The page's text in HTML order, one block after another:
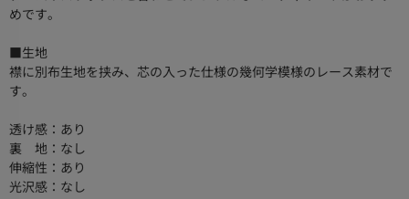
めです。
■生地
襟に別布生地を挟み、芯の入った仕様の幾何学模様のレース素材で
す。
透け感：あり
裏 地：なし
伸縮性：あり
光沢感：なし